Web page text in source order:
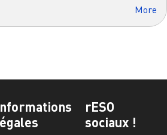
More
rESO
sociaux !